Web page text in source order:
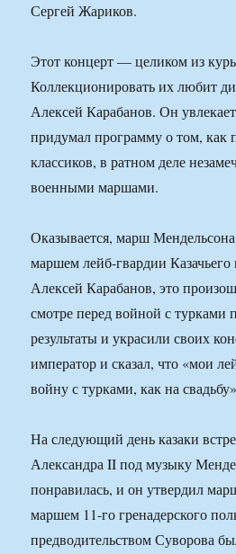
Сергей Жариков.
Этот концерт — целиком из
Коллекционировать их любит
Алексей Карабанов. Он
придумал программу о том, как
классиков, в ратном деле
военными маршами.
Оказывается, марш
маршем лейб-гвардии Казачьего
Алексей Карабанов, это
смотре перед войной с турками
результаты и украсили своих
император и сказал, что «мои
войну с турками, как на
На следующий день казаки
Александра II под музыку
понравилась, и он утвердил
маршем 11-го гренадерского
предводительством Суворова